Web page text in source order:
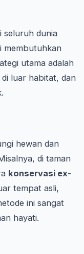
seluruh dunia
membutuhkan
utama adalah
luar habitat, dan
hewan dan
di taman
konservasi ex-
tempat asli,
ini sangat
hayati.